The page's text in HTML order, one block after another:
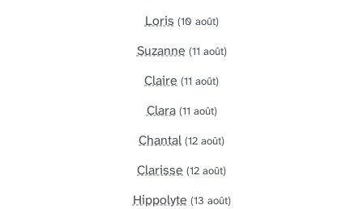
Loris (10 août)
Suzanne (11 août)
Claire (11 août)
Clara (11 août)
Chantal (12 août)
Clarisse (12 août)
Hippolyte (13 août)